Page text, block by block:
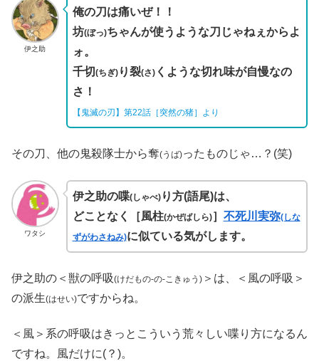
伊之助
俺の刀は痛いぜ！！
坊(ぼっ)ちゃんが使うような刀じゃねぇからよ
ォ。
千切 (ちぎ)り裂(さ)くような切れ味が自慢なの
さ！
【鬼滅の刃】第22話［突然の猪］より
その刀、他の鬼殺隊士から奪(うば)ったものじゃ…？(笑)
ワタシ
伊之助の喋(しゃべ)り方(語尾)は、
どことなく［風柱(かぜばしら)］ 不死川実弥(しな
ずがわさねみ)に似ている気がします。
伊之助の＜獣の呼吸(けだもの‐の‐こきゅう) ＞は、＜風の呼吸＞
の派生(はせい)ですからね。
＜風＞系の呼吸はきっとこういう荒々しい喋り方になるん
ですね。風だけに(？)。